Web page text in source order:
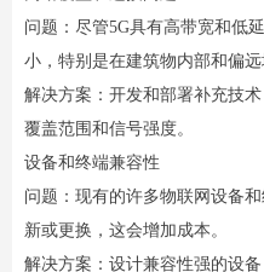
问题：尽管5G具有高带宽和低
小，特别是在建筑物内部和偏远
解决方案：开发和部署补充技
覆盖范围和信号强度。
设备和终端兼容性
问题：现有的许多物联网设备
新或更换，这会增加成本。
解决方案：设计兼容性强的设